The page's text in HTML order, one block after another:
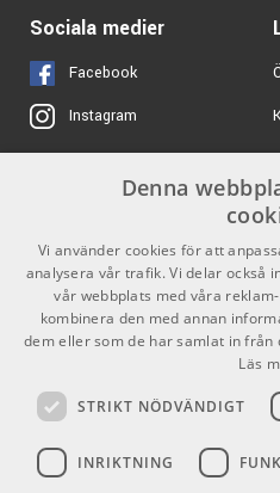
ARTIKELNUMMER 1068966
Studio
Warm Audio Premier
Series XLR-XLR -
ARTIKELNUMMER 1084420
API 312 Mic Preamp
ARTIKELNUMMER 1069142
Teenage
OP-1 field
ARTIKELNUMMER 1077314
Sociala medier
Facebook
Instagram
X
Youtube
TikTok
Denna
Vi använder cookies för att
analysera vår trafik. Vi delar också
vår webbplats med våra
kombinera den med annan
dem eller som de har samlat in
Läs
STRIKT NÖDVÄNDIGT
INRIKTNING